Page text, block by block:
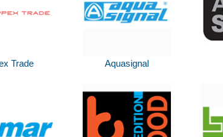
Trade Aquasignal